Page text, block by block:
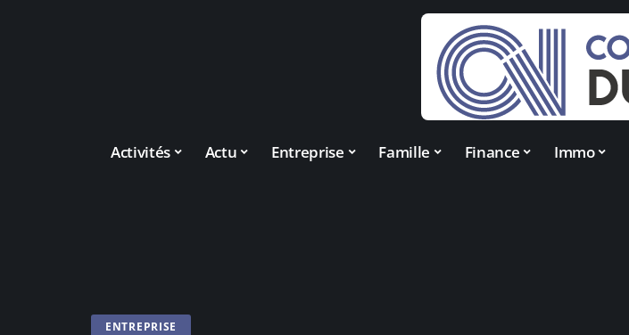
Activités Actu Entreprise Famille Finance Immo
ENTREPRISE